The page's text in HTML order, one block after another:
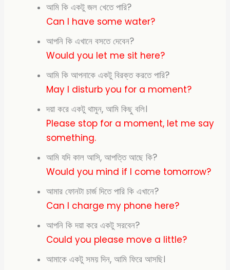
আমি কি একটু জল খেতে পারি?
Can I have some water?
আপনি কি এখানে বসতে দেবেন?
Would you let me sit here?
আমি কি আপনাকে একটু বিরক্ত করতে পারি?
May I disturb you for a moment?
দয়া করে একটু থামুন, আমি কিছু বলি।
Please stop for a moment, let me say
something.
আমি যদি কাল আসি, আপত্তি আছে কি?
Would you mind if I come tomorrow?
আমার ফোনটা চার্জ দিতে পারি কি এখানে?
Can I charge my phone here?
আপনি কি দয়া করে একটু সরবেন?
Could you please move a little?
আমাকে একটু সময় দিন, আমি ফিরে আসছি।